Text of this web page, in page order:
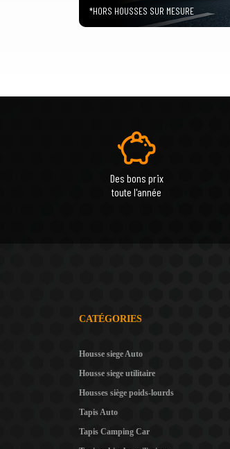
*HORS HOUSSES SUR MESURE
Des bons prix
toute l'année
CATÉGORIES
Housse siege Auto
Housse siege utilitaire
Housses siège poids-lourds
Tapis Auto
Tapis Camping Car